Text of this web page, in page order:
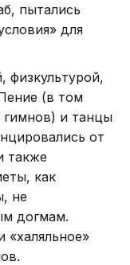
пытались
для
физкультурой,
(в том
гимнов) и танцы
от
также
как
не
догмам.
«халяльное»